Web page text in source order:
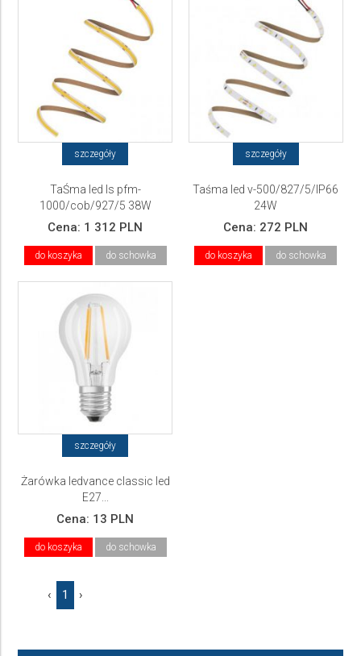
szczegóły
TaŚma led ls pfm-
1000/cob/927/5 38W
Cena: 1 312 PLN
do koszyka do schowka
szczegóły
Taśma led v-500/827/5/IP66
24W
Cena: 272 PLN
do koszyka do schowka
szczegóły
Żarówka ledvance classic led
E27...
Cena: 13 PLN
do koszyka do schowka
‹ 1 ›